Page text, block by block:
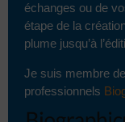
échanges ou de
étape de la
plume jusqu’à
Je suis membre
professionnels